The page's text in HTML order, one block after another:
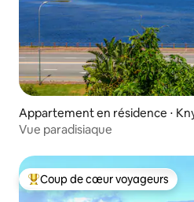
Appartement en résidence ⋅
Vue paradisiaque
Coups de cœur voyageurs les
Coup de cœur voyageurs